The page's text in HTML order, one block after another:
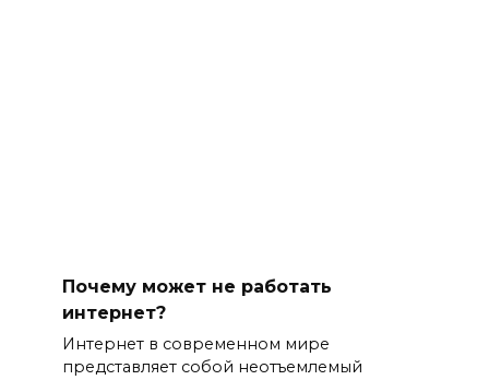
Почему может не работать
интернет?
Интернет в современном мире
представляет собой неотъемлемый